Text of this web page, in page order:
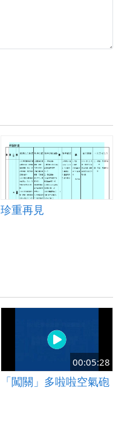
珍重再見
00:05:28
「闖關」多啦啦空氣砲